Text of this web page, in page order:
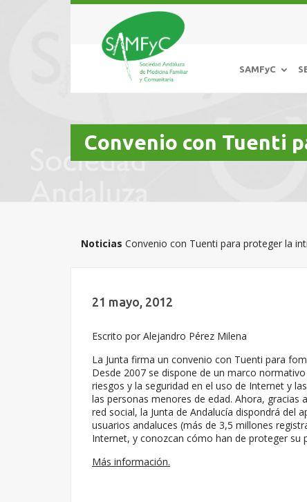
SAMFyC
Convenio con Tuenti
Noticias Convenio con Tuenti para proteger la
21 mayo, 2012
Escrito por Alejandro Pérez Milena
La Junta firma un convenio con Tuenti para
Desde 2007 se dispone de un marco
riesgos y la seguridad en el uso de Internet y
las personas menores de edad. Ahora,
red social, la Junta de Andalucía dispondrá del
usuarios andaluces (más de 3,5 millones
Internet, y conozcan cómo han de proteger su
Más información.